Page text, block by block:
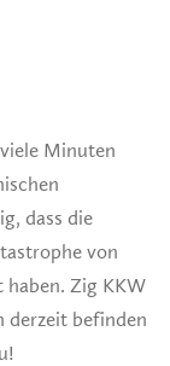
Minuten
dass die
von
Zig KKW
derzeit befinden